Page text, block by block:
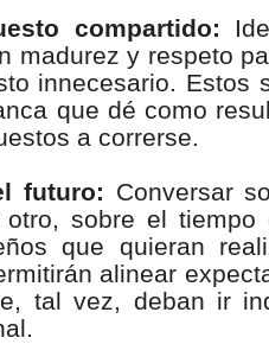
compartido:
madurez y respeto
innecesario. Estos
que dé como
a correrse.
futuro: Conversar
sobre el
que quieran
alinear
tal vez, deban ir